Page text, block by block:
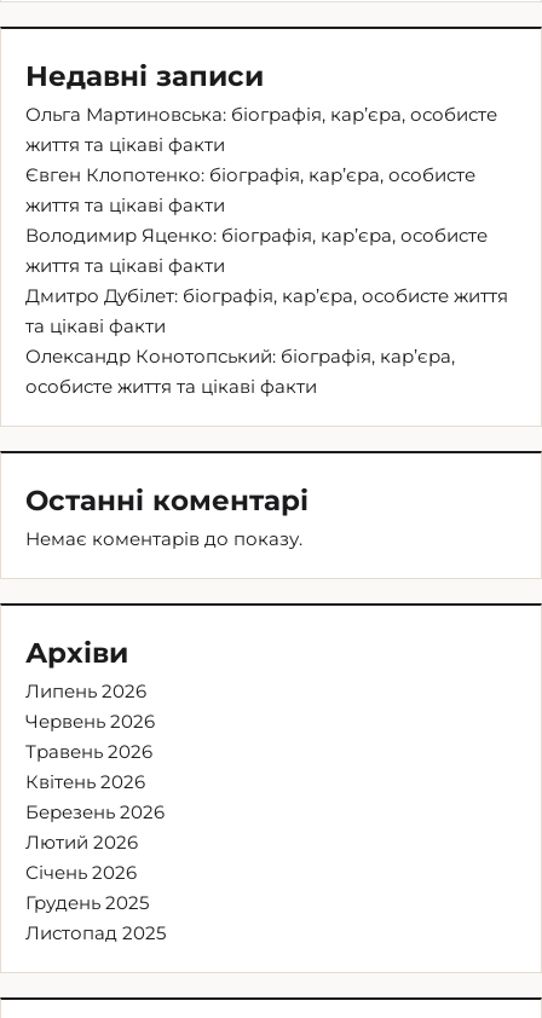
Недавні записи
Ольга Мартиновська: біографія, кар’єра, особисте
життя та цікаві факти
Євген Клопотенко: біографія, кар’єра, особисте
життя та цікаві факти
Володимир Яценко: біографія, кар’єра, особисте
життя та цікаві факти
Дмитро Дубілет: біографія, кар’єра, особисте життя
та цікаві факти
Олександр Конотопський: біографія, кар’єра,
особисте життя та цікаві факти
Останні коментарі
Немає коментарів до показу.
Архіви
Липень 2026
Червень 2026
Травень 2026
Квітень 2026
Березень 2026
Лютий 2026
Січень 2026
Грудень 2025
Листопад 2025